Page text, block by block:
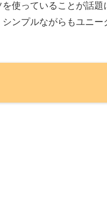
使っていることが話
ンプルながらもユニ